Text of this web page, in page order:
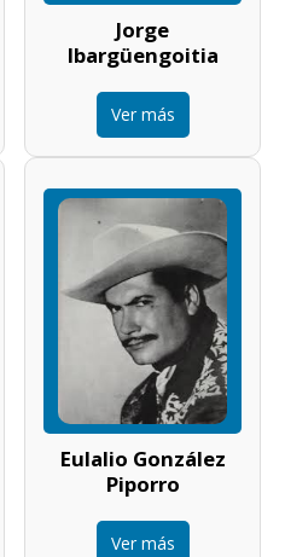
Jorge
Ibargüengoitia
Ver más
Eulalio González
Piporro
Ver más